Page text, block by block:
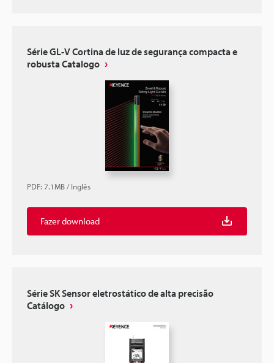
Série GL-V Cortina de luz de segurança compacta e
robusta Catalogo
PDF: 7.1MB/Inglês
Fazer download
Série SK Sensor eletrostático de alta precisão
Catálogo